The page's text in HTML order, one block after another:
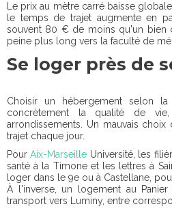
Le prix au mètre carré baisse
le temps de trajet augmente en
souvent 80 € de moins qu'un bien
peine plus long vers la faculté de
Se loger près de
Choisir un hébergement selon
concrètement la qualité de
arrondissements. Un mauvais
trajet chaque jour.
PourAix-Marseille Université, les
santé à la Timone et les lettres à
loger dans le 9e ou à Castellane,
À l'inverse, un logement au
transport vers Luminy, entre